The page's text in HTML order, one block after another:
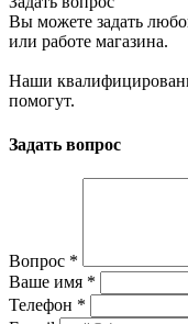
Вы можете задать
или работе магазина.
Наши
помогут.
Задать вопрос
Вопрос *
Ваше имя *
Телефон *